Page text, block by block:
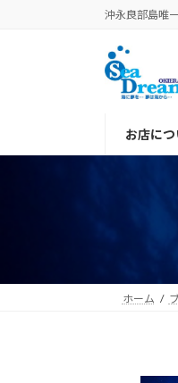
キ
に
沖永良部島唯
お店につ
ホーム